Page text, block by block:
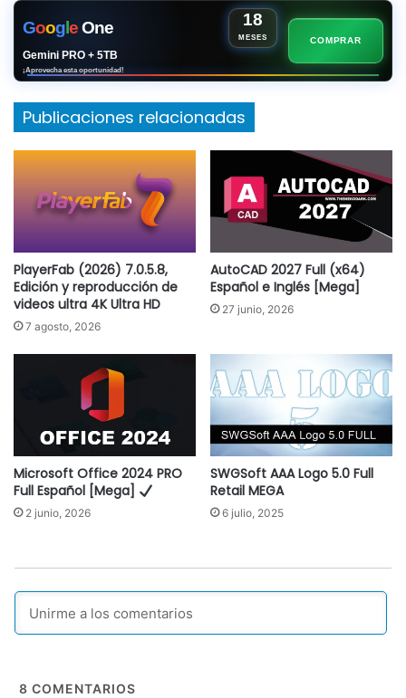
GoogeOne 18
MESES
Gemini PRO + 5TB
¡Aprovecha esta oportunidad!
COMPRAR
Publicaciones relacionadas
PlayerFab (2026) 7.0.5.8,
Edición y reproducción de
videos ultra 4K Ultra HD
7 agosto, 2026
AutoCAD 2027 Full (x64)
Español e Inglés [Mega]
27 junio, 2026
Microsoft Office 2024 PRO
Full Español [Mega]
2 junio, 2026
SWGSoft AAA Logo 5.0 Full
Retail MEGA
6 julio, 2025
8 COMENTARIOS